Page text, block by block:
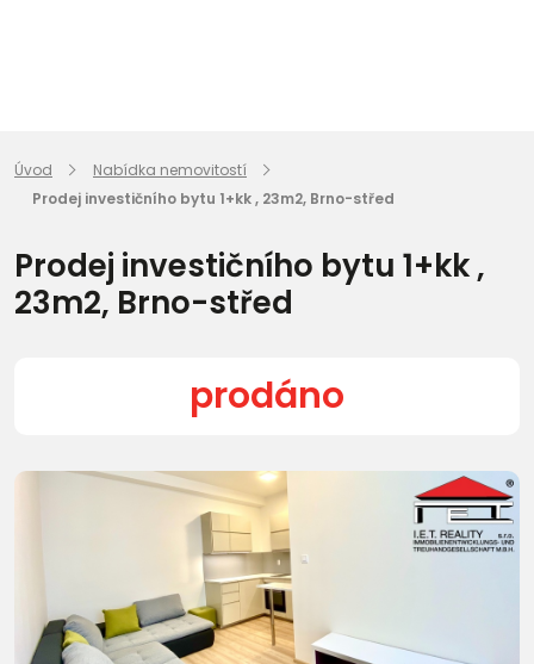
Úvod
Nabídka nemovitostí
Prodej investičního bytu 1+kk , 23m2, Brno-střed
Prodej investičního bytu 1+kk ,
23m2, Brno-střed
prodáno